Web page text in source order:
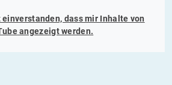
dass mir Inhalte von
angezeigt werden.